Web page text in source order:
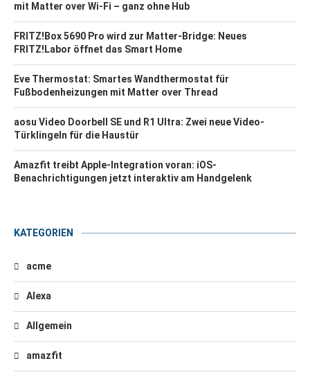
mit Matter over Wi-Fi – ganz ohne Hub
FRITZ!Box 5690 Pro wird zur Matter-Bridge: Neues
FRITZ!Labor öffnet das Smart Home
Eve Thermostat: Smartes Wandthermostat für
Fußbodenheizungen mit Matter over Thread
aosu Video Doorbell SE und R1 Ultra: Zwei neue Video-
Türklingeln für die Haustür
Amazfit treibt Apple-Integration voran: iOS-
Benachrichtigungen jetzt interaktiv am Handgelenk
KATEGORIEN
acme
Alexa
Allgemein
amazfit